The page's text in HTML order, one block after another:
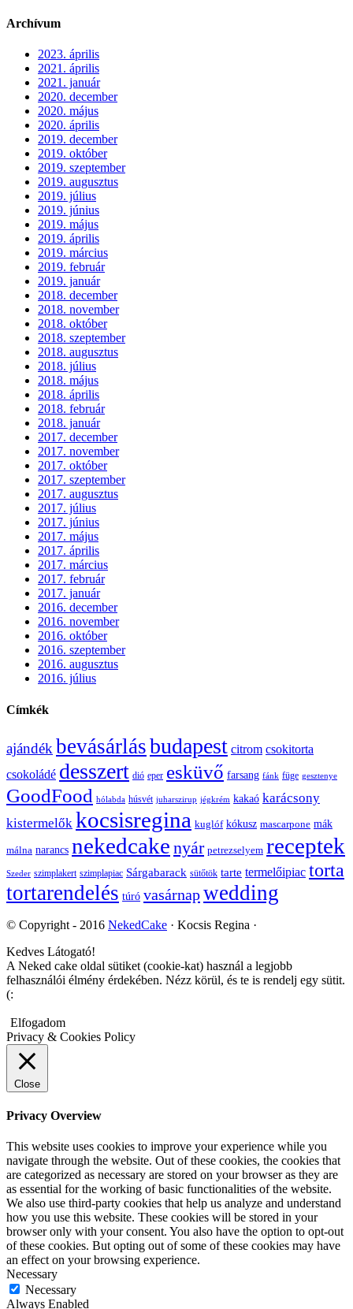
Archívum
2023. április
2021. április
2021. január
2020. december
2020. május
2020. április
2019. december
2019. október
2019. szeptember
2019. augusztus
2019. július
2019. június
2019. május
2019. április
2019. március
2019. február
2019. január
2018. december
2018. november
2018. október
2018. szeptember
2018. augusztus
2018. július
2018. május
2018. április
2018. február
2018. január
2017. december
2017. november
2017. október
2017. szeptember
2017. augusztus
2017. július
2017. június
2017. május
2017. április
2017. március
2017. február
2017. január
2016. december
2016. november
2016. október
2016. szeptember
2016. augusztus
2016. július
Címkék
ajándék bevásárlásbudapest citrom csokitorta
csokoládé desszert dió eper esküvő farsang fánk füge gesztenye
GoodFood hólabda húsvét juharszirup jégkrém kakaó karácsony
kistermelők kocsisregina kuglóf kókusz mascarpone mák
málna narancs nekedcake nyár petrezselyem receptek
Szeder szimplakert szimplapiac Sárgabarack sütőtök tarte termelőipiac torta
tortarendelés túró vasárnapwedding
© Copyright - 2016 NekedCake · Kocsis Regina ·
Kedves Látogató!
A Neked cake oldal sütiket (cookie-kat) használ a legjobb
felhasználói élmény érdekében. Nézz körül, és te is rendelj egy sütit.
(:
Elfogadom
Privacy & Cookies Policy
Close
Privacy Overview
This website uses cookies to improve your experience while you
navigate through the website. Out of these cookies, the cookies that
are categorized as necessary are stored on your browser as they are
as essential for the working of basic functionalities of the website.
We also use third-party cookies that help us analyze and understand
how you use this website. These cookies will be stored in your
browser only with your consent. You also have the option to opt-out
of these cookies. But opting out of some of these cookies may have
an effect on your browsing experience.
Necessary
Necessary
Always Enabled